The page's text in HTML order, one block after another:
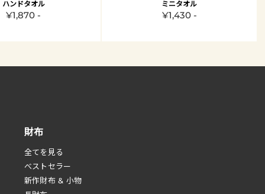
ハンドタオル
¥1,870 -
ミニタオル
¥1,430 -
財布
全てを見る
べストセラー
新作財布 & 小物